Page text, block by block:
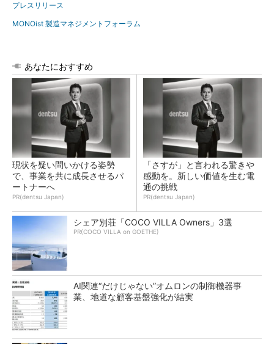
プレスリリース
MONOist 製造マネジメントフォーラム
あなたにおすすめ
現状を疑い問いかける姿勢
で、事業を共に成長させるパ
ートナーへ
PR(dentsu Japan)
「さすが」と言われる驚きや
感動を。新しい価値を生む電
通の挑戦
PR(dentsu Japan)
シェア別荘「COCO VILLA Owners」3選
PR(COCO VILLA on GOETHE)
AI関連“だけじゃない”オムロンの制御機器事
業、地道な顧客基盤強化が結実